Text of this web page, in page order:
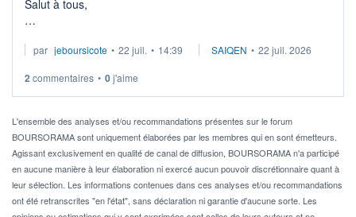
Salut à tous,
via un ETF plutôt que des actions individuelles.
Idéalement, je voudrais qu'il soit éligible au PEA.
Pour l' ...
par jeboursicote • 22 juil. • 14:39 SAIQEN • 22 juil. 2026
2 commentaires • 0j'aime
L'ensemble des analyses et/ou recommandations présentes sur le forum
BOURSORAMA sont uniquement élaborées par les membres qui en sont émetteurs.
Agissant exclusivement en qualité de canal de diffusion, BOURSORAMA n'a participé
en aucune manière à leur élaboration ni exercé aucun pouvoir discrétionnaire quant à
leur sélection. Les informations contenues dans ces analyses et/ou recommandations
ont été retranscrites "en l'état", sans déclaration ni garantie d'aucune sorte. Les